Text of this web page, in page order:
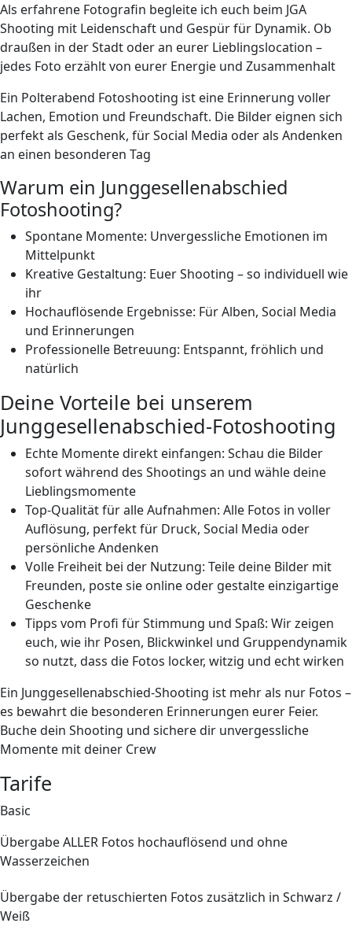
Als erfahrene Fotografin begleite ich euch beim JGA
Shooting mit Leidenschaft und Gespür für Dynamik. Ob
draußen in der Stadt oder an eurer Lieblingslocation –
jedes Foto erzählt von eurer Energie und Zusammenhalt
Ein Polterabend Fotoshooting ist eine Erinnerung voller
Lachen, Emotion und Freundschaft. Die Bilder eignen sich
perfekt als Geschenk, für Social Media oder als Andenken
an einen besonderen Tag
Warum ein Junggesellenabschied
Fotoshooting?
Spontane Momente: Unvergessliche Emotionen im
Mittelpunkt
Kreative Gestaltung: Euer Shooting – so individuell wie
ihr
Hochauflösende Ergebnisse: Für Alben, Social Media
und Erinnerungen
Professionelle Betreuung: Entspannt, fröhlich und
natürlich
Deine Vorteile bei unserem
Junggesellenabschied-Fotoshooting
Echte Momente direkt einfangen: Schau die Bilder
sofort während des Shootings an und wähle deine
Lieblingsmomente
Top-Qualität für alle Aufnahmen: Alle Fotos in voller
Auflösung, perfekt für Druck, Social Media oder
persönliche Andenken
Volle Freiheit bei der Nutzung: Teile deine Bilder mit
Freunden, poste sie online oder gestalte einzigartige
Geschenke
Tipps vom Profi für Stimmung und Spaß: Wir zeigen
euch, wie ihr Posen, Blickwinkel und Gruppendynamik
so nutzt, dass die Fotos locker, witzig und echt wirken
Ein Junggesellenabschied-Shooting ist mehr als nur Fotos –
es bewahrt die besonderen Erinnerungen eurer Feier.
Buche dein Shooting und sichere dir unvergessliche
Momente mit deiner Crew
Tarife
Basic
Übergabe ALLER Fotos hochauflösend und ohne
Wasserzeichen
Übergabe der retuschierten Fotos zusätzlich in Schwarz /
Weiß